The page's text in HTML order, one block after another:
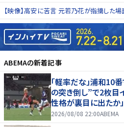
【映像】高安に苦言 元若乃花が指摘した場
ABEMAの新着記事
「軽率だな」浦和10
の突き倒し”で2枚目
性格が裏目に出たか」
2026/08/08 22:00ABEMA